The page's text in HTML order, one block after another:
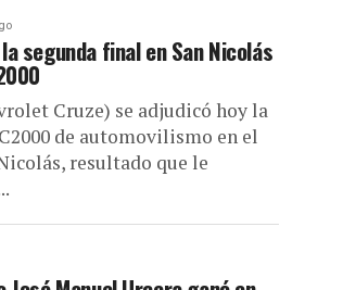
segunda final en San Nicolás
Cruze) se adjudicó hoy la
de automovilismo en el
resultado que le